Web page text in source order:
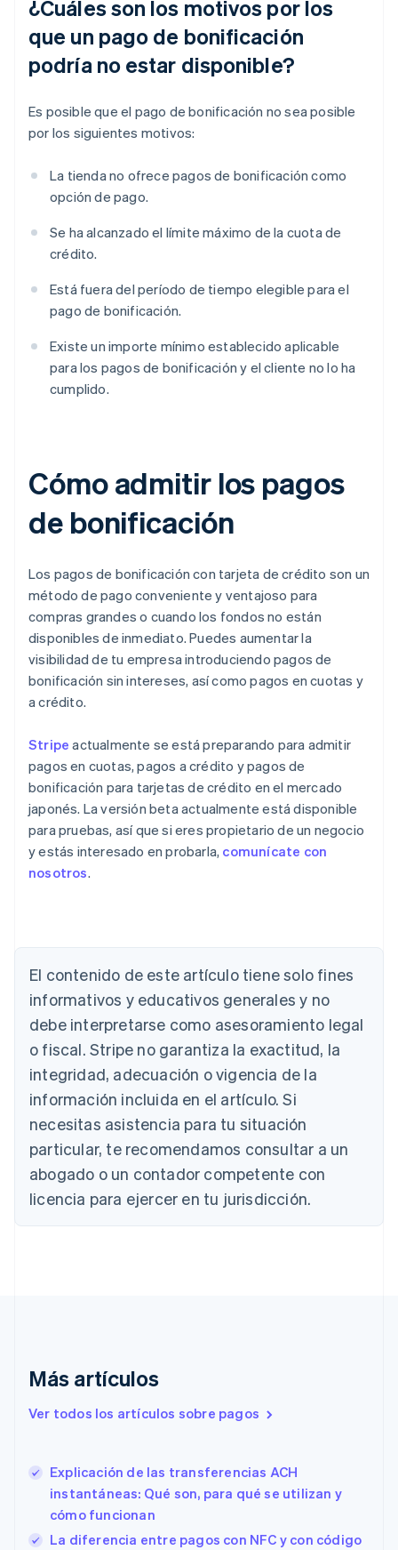
¿Cuáles son los motivos por los
que un pago de bonificación
podría no estar disponible?
Es posible que el pago de bonificación no sea posible
por los siguientes motivos:
La tienda no ofrece pagos de bonificación como
opción de pago.
Se ha alcanzado el límite máximo de la cuota de
crédito.
Está fuera del período de tiempo elegible para el
pago de bonificación.
Existe un importe mínimo establecido aplicable
para los pagos de bonificación y el cliente no lo ha
cumplido.
Cómo admitir los pagos
de bonificación
Los pagos de bonificación con tarjeta de crédito son un
método de pago conveniente y ventajoso para
compras grandes o cuando los fondos no están
disponibles de inmediato. Puedes aumentar la
visibilidad de tu empresa introduciendo pagos de
bonificación sin intereses, así como pagos en cuotas y
a crédito.
Stripe actualmente se está preparando para admitir
pagos en cuotas, pagos a crédito y pagos de
bonificación para tarjetas de crédito en el mercado
japonés. La versión beta actualmente está disponible
para pruebas, así que si eres propietario de un negocio
y estás interesado en probarla, comunícate con
nosotros.
El contenido de este artículo tiene solo fines
informativos y educativos generales y no
debe interpretarse como asesoramiento legal
o fiscal. Stripe no garantiza la exactitud, la
integridad, adecuación o vigencia de la
información incluida en el artículo. Si
necesitas asistencia para tu situación
particular, te recomendamos consultar a un
abogado o un contador competente con
licencia para ejercer en tu jurisdicción.
Más artículos
Ver todos los artículos sobre pagos
Explicación de las transferencias ACH
instantáneas: Qué son, para qué se utilizan y
cómo funcionan
La diferencia entre pagos con NFC y con código
Alemania
Deutsch
Australia
English
Austria
Bélgica
NederlandsFrançaisDeutschEnglish
Brasil
Português English
Bulgaria
English
Canadá
English Français
China continental
English
Eslovaquia
España
EspañolEnglish
Estados Unidos
English Español 简体中文